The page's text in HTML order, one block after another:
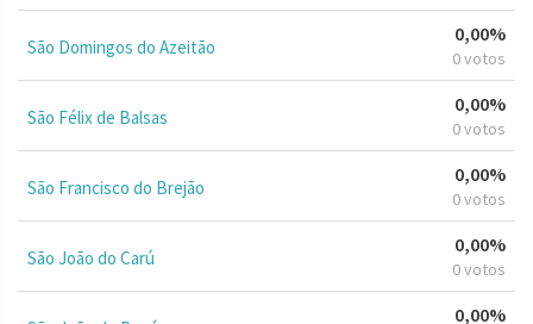
São Domingos do Azeitão
0,00%
0 votos
São Félix de Balsas
0,00%
0 votos
São Francisco do Brejão
0,00%
0 votos
São João do Carú
0,00%
0 votos
0,00%